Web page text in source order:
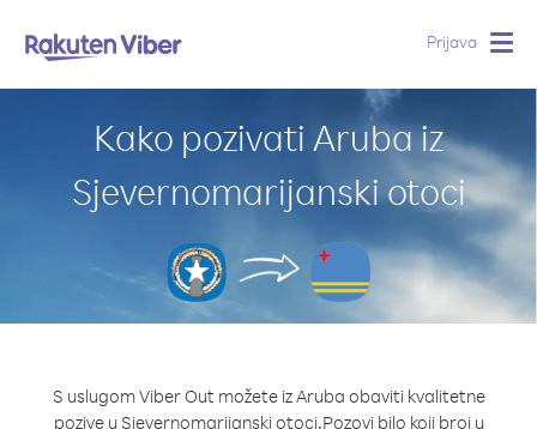
Prijava
Kako pozivati Aruba iz
Sjevernomarijanski otoci
S uslugom Viber Out možete iz Aruba obaviti kvalitetne
pozive u Sjevernomarijanski otoci.Pozovi bilo koji broj u